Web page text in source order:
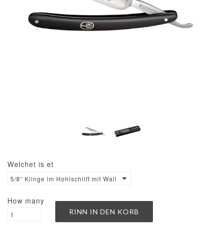
Welchet is et
5/8“ Klinge im Hohlschliff mit Wall
How many